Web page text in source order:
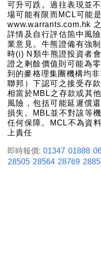
可升可跌。過往表現並
場可能有限而MCL可能
www.warrants.com.hk
詳情及自行評估箇中風
業意見。牛熊證備有強
時(i) N類牛熊證投資者
證之剩餘價值則可能為
到的麥格理集團機構均
聯邦）下認可之接受存
相當於MBL之存款或其
風險，包括可能延遲償
損失。MBL並不對該等
任何保障。MCL不為資
上責任
即時報價: 01347 01888
28505 28564 28769